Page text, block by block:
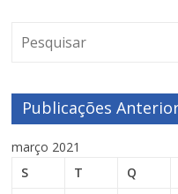
Publicações
março 2021
S
T Q